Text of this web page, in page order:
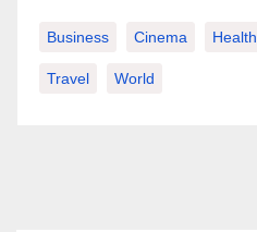
Business Cinema Health
Travel World